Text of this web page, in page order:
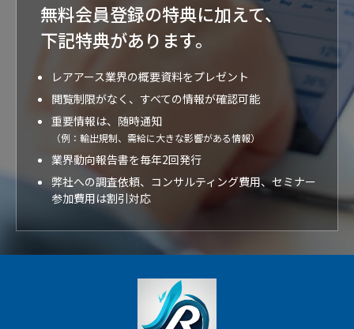
無料会員登録の特典に加えて、
下記特典があります。
レアアース業界の概要資料をプレゼント
閲覧制限がなく、すべての情報が確認可能
重要情報は、随時通知
（例：輸出規制、需給に大きな影響がある情報）
業界動向報告書を毎年2回発行
弊社への調査依頼、コンサルティング費用、セミナー
参加費用は割引対応